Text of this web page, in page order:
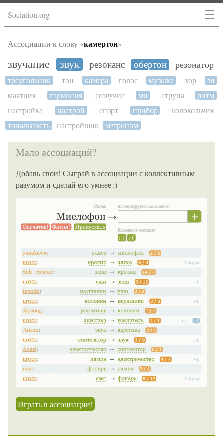
☰
Sociation.org
Ассоциации к слову «камертон»
звучание звук резонанс обертон резонатор
треугольник тон камера голос музыка хор
ля
маятник
гармония созвучие ми струна
ритм
настройка
настрой спорт прибор
колокольчик
тональность
настройщик метроном
Мало ассоциаций?
Добавь свои! Сыграй в ассоциации с коллективным
разумом и сделай его умнее :)
Играть в ассоциации!